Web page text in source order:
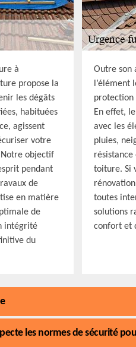
à
propose la
les dégâts
habituées
agissent
votre
objectif
pendant
de
en matière
de
intégrité
du
Outre son
protection
En effet,
avec les
pluies,
toiture. Si
toutes
solutions
confort et
les normes de sécurité